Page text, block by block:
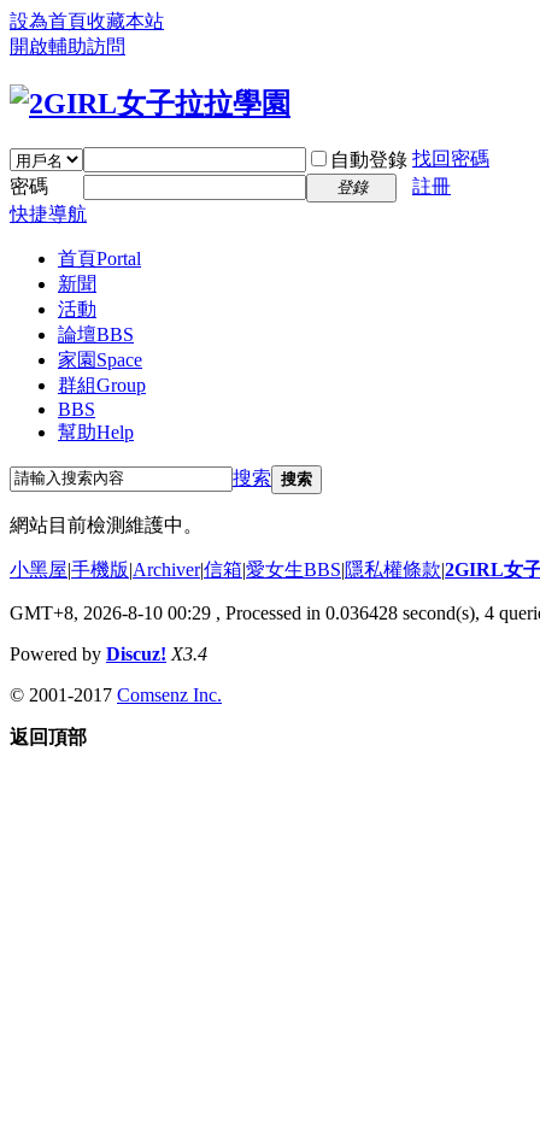
設為首頁收藏本站
開啟輔助訪問
自動登錄 找回密碼
密碼
登錄
註冊
快捷導航
首頁Portal
新聞
活動
論壇BBS
家園 Space
群組Group
BBS
幫助Help
搜索 搜索
網站目前檢測維護中。
小黑屋|手機版|Archiver|信箱|愛女生BBS|隱私權條款|2GIRL女
GMT+8, 2026-8-10 00:29 , Processed in 0.036428 second(s), 4
Powered by Discuz! X3.4
© 2001-2017 Comsenz Inc.
返回頂部